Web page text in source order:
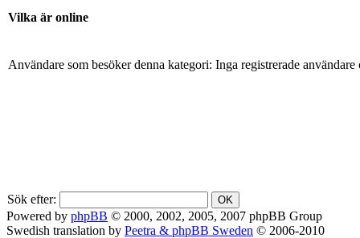
Vilka är online
Användare som besöker denna kategori: Inga registrerade användare
Sök efter:
Powered by phpBB © 2000, 2002, 2005, 2007 phpBB Group
Swedish translation by Peetra & phpBB Sweden © 2006-2010